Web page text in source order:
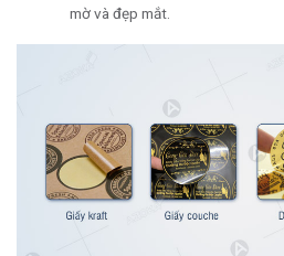
mờ và đẹp mắt.